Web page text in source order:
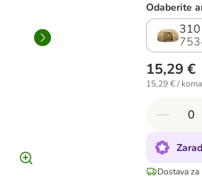
Odaberite
15,29 €
15,29 € /
Dostava